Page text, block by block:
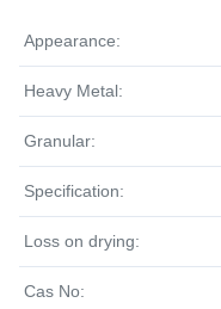
Appearance:
Heavy Metal:
Granular:
Specification:
Loss on drying:
Cas No: